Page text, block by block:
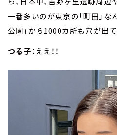
一番多いのが東京の「町田」な
公園」から1000カ所も穴が出て
つる子： ええ！！